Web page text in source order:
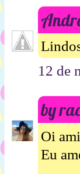
12 de
by
Oi
Eu